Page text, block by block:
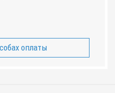
оплаты